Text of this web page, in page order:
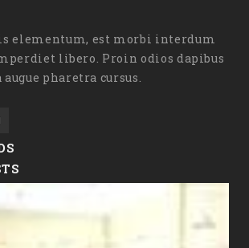
elementum, est morbi interdum
libero. Proin odios dapibus
pharetra cursus.